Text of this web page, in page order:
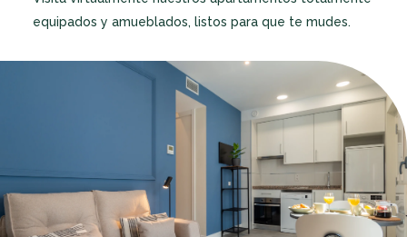
equipados y amueblados, listos para que te mudes.